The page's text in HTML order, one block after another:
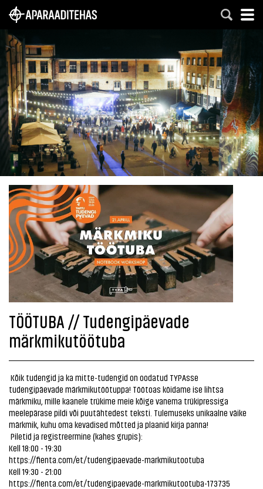
TÖÖTUBA // Tudengipäevade
märkmikutöötuba
Kõik tudengid ja ka mitte-tudengid on oodatud TYPAsse
tudengipäevade märkmikutöötuppa! Töötoas köidame ise lihtsa
märkmiku, mille kaanele trükime meie kõige vanema trükipressiga
meelepärase pildi või puutähtedest teksti. Tulemuseks unikaalne väike
märkmik, kuhu oma kevadised mõtted ja plaanid kirja panna!
Piletid ja registreermine (kahes grupis):
Kell 18:00 - 19:30
https://fienta.com/et/tudengipaevade-markmikutootuba
Kell 19:30 - 21:00
https://fienta.com/et/tudengipaevade-markmikutootuba-173735